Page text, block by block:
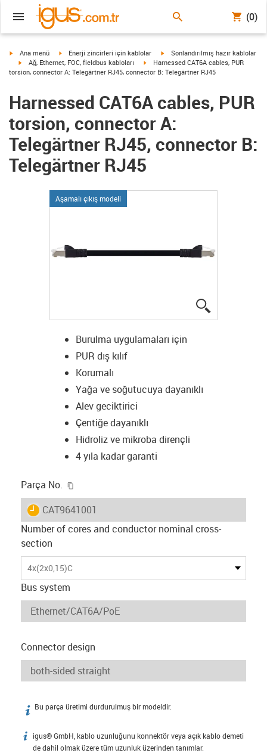
(0)
igus-icon-arrow-right
Ana menü igus-icon-arrow-right
Enerji zincirleri için kablolar igus-icon-arrow-right
Sonlandırılmış hazır kablolar
igus-icon-arrow-right
Ağ, Ethernet, FOC, fieldbus kabloları igus-icon-arrow-right
Harnessed CAT6A cables, PUR
torsion, connector A: Telegärtner RJ45, connector B: Telegärtner RJ45
Harnessed CAT6A cables, PUR
torsion, connector A:
Telegärtner RJ45, connector B:
Telegärtner RJ45
Aşamalı çıkış modeli
Burulma uygulamaları için
PUR dış kılıf
Korumalı
Yağa ve soğutucuya dayanıklı
Alev geciktirici
Çentiğe dayanıklı
Hidroliz ve mikroba dirençli
4 yıla kadar garanti
Parça No.
igus-icon-lieferzeit
CAT9641001
Number of cores and conductor nominal cross-
section
4x(2x0,15)C
Bus system
Connector design
igus-icon-info
Bu parça üretimi durdurulmuş bir modeldir.
igus-icon-info
igus® GmbH, kablo uzunluğunu konnektör veya açık kablo demeti
de dahil olmak üzere tüm uzunluk üzerinden tanımlar.